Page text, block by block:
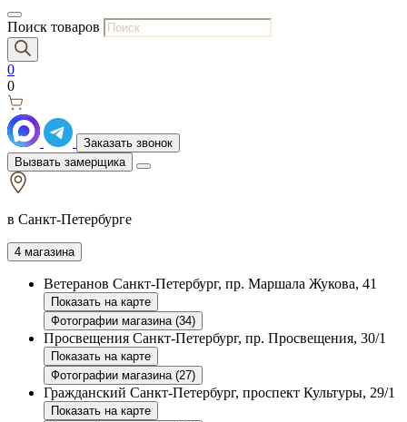
Поиск товаров
0
0
Заказать звонок
Вызвать замерщика
в Санкт-Петербурге
4 магазина
Ветеранов Санкт-Петербург, пр. Маршала Жукова, 41
Показать на карте
Фотографии магазина (34)
Просвещения Санкт-Петербург, пр. Просвещения, 30/1
Показать на карте
Фотографии магазина (27)
Гражданский Санкт-Петербург, проспект Культуры, 29/1
Показать на карте